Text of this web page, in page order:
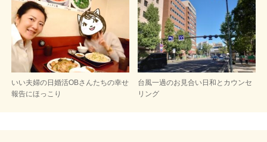
いい夫婦の日婚活OBさんたちの幸せ
報告にほっこり
台風一過のお見合い日和とカウンセ
リング